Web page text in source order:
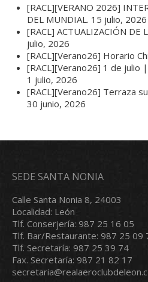
[RACL][VERANO 2026]
DEL MUNDIAL. 15 julio, 2026
[RACL] ACTUALIZACIÓN DE
julio, 2026
[RACL][Verano26] Horario
[RACL][Verano26] 1 de julio
1 julio, 2026
[RACL][Verano26] Terraza
30 junio, 2026
SEDE SANTA NONIA
Calle Santa Nonia 8, 24003
Localidad: León
Tlf. Conserjería: 987 25 16 05
Tlf. Bar/Restaurante: 987 25 09
Tlf. Secretaría: 987 25 39 74
Fax. Secretaría: 987 21 82 17